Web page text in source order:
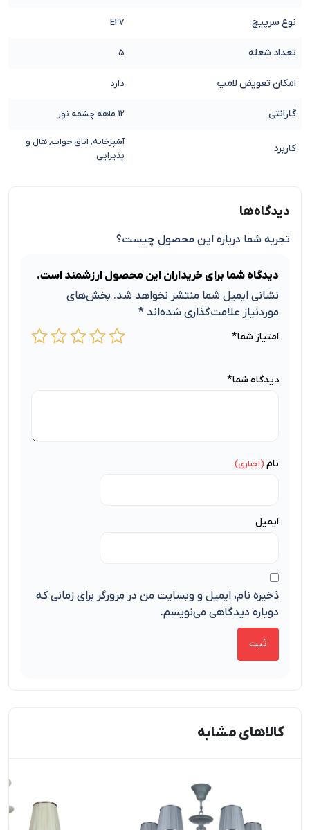
نوع سرپیچ E27
تعداد شعله 5
امکان تعویض لامپ دارد
گارانتی 12 ماهه چشمه نور
کاربرد
آشپزخانه, اتاق خواب, هال و
پذیرایی
دیدگاه‌ها
تجربه شما درباره این محصول چیست؟
دیدگاه شما برای خریداران این محصول ارزشمند است.
نشانی ایمیل شما منتشر نخواهد شد. بخش‌های
موردنیاز علامت‌گذاری شده‌اند *
امتیاز شما*
دیدگاه شما*
نام
ایمیل
ذخیره نام، ایمیل و وبسایت من در مرورگر برای زمانی که
دوباره دیدگاهی می‌نویسم.
کالاهای مشابه